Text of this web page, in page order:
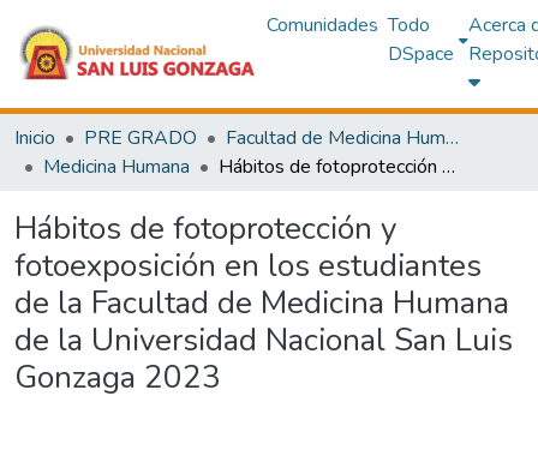
Comunidades Todo
DSpace
Acerca
Inicio PRE GRADO
Facultad de Medicina Humana
Medicina Humana
Hábitos de fotoprotección y fotoexposición en los estudiantes de la Facultad de Medicina Humana de la Universidad Nacional San Luis Gonzaga 2023
Hábitos de fotoprotección y
fotoexposición en los estudiantes
de la Facultad de Medicina Humana
de la Universidad Nacional San Luis
Gonzaga 2023